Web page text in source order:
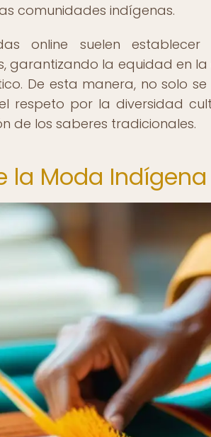
comunidades indígenas.
online suelen
garantizando la equidad en
De esta manera, no solo
respeto por la diversidad
de los saberes tradicionales.
la Moda